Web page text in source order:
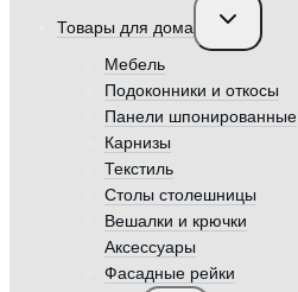
Товары для дома
Переключить
дочернее
Мебель
Подоконники и откосы
Панели шпонированные
Карнизы
Текстиль
Столы столешницы
Вешалки и крючки
Аксессуары
Фасадные рейки